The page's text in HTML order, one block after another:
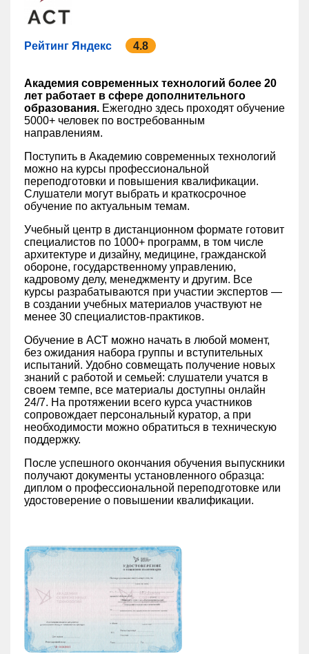
Рейтинг Яндекс 4.8
Академия современных технологий более 20
лет работает в сфере дополнительного
образования. Ежегодно здесь проходят обучение
5000+ человек по востребованным
направлениям.
Поступить в Академию современных технологий
можно на курсы профессиональной
переподготовки и повышения квалификации.
Слушатели могут выбрать и краткосрочное
обучение по актуальным темам.
Учебный центр в дистанционном формате готовит
специалистов по 1000+ программ, в том числе
архитектуре и дизайну, медицине, гражданской
обороне, государственному управлению,
кадровому делу, менеджменту и другим. Все
курсы разрабатываются при участии экспертов —
в создании учебных материалов участвуют не
менее 30 специалистов-практиков.
Обучение в АСТ можно начать в любой момент,
без ожидания набора группы и вступительных
испытаний. Удобно совмещать получение новых
знаний с работой и семьей: слушатели учатся в
своем темпе, все материалы доступны онлайн
24/7. На протяжении всего курса участников
сопровождает персональный куратор, а при
необходимости можно обратиться в техническую
поддержку.
После успешного окончания обучения выпускники
получают документы установленного образца:
диплом о профессиональной переподготовке или
удостоверение о повышении квалификации.